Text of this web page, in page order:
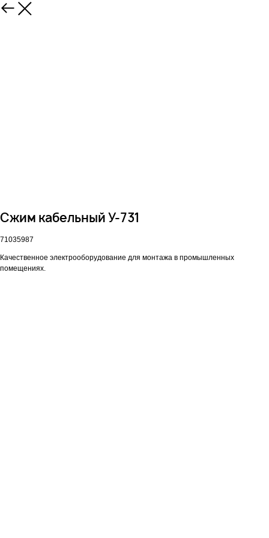
Сжим кабельный У-731
71035987
Качественное электрооборудование для монтажа в промышленных
помещениях.